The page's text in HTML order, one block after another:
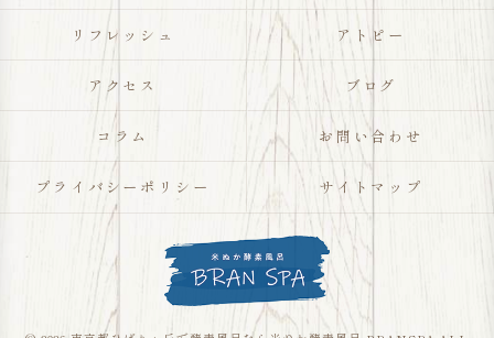
リフレッシュ アトピー
アクセス ブログ
コラム お問い合わせ
プライバシーポリシー サイトマップ